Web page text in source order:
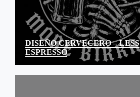
DISEÑO CERVECERO – LESS
ESPRESSO